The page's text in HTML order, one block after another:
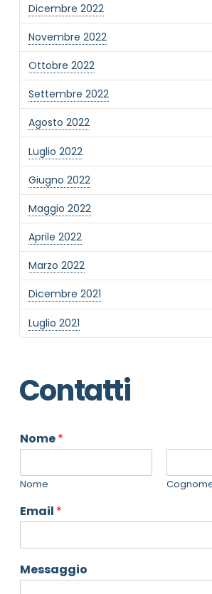
Dicembre 2022
Novembre 2022
Ottobre 2022
Settembre 2022
Agosto 2022
Luglio 2022
Giugno 2022
Maggio 2022
Aprile 2022
Marzo 2022
Dicembre 2021
Luglio 2021
Contatti
Nome*
Nome
Email *
Messaggio